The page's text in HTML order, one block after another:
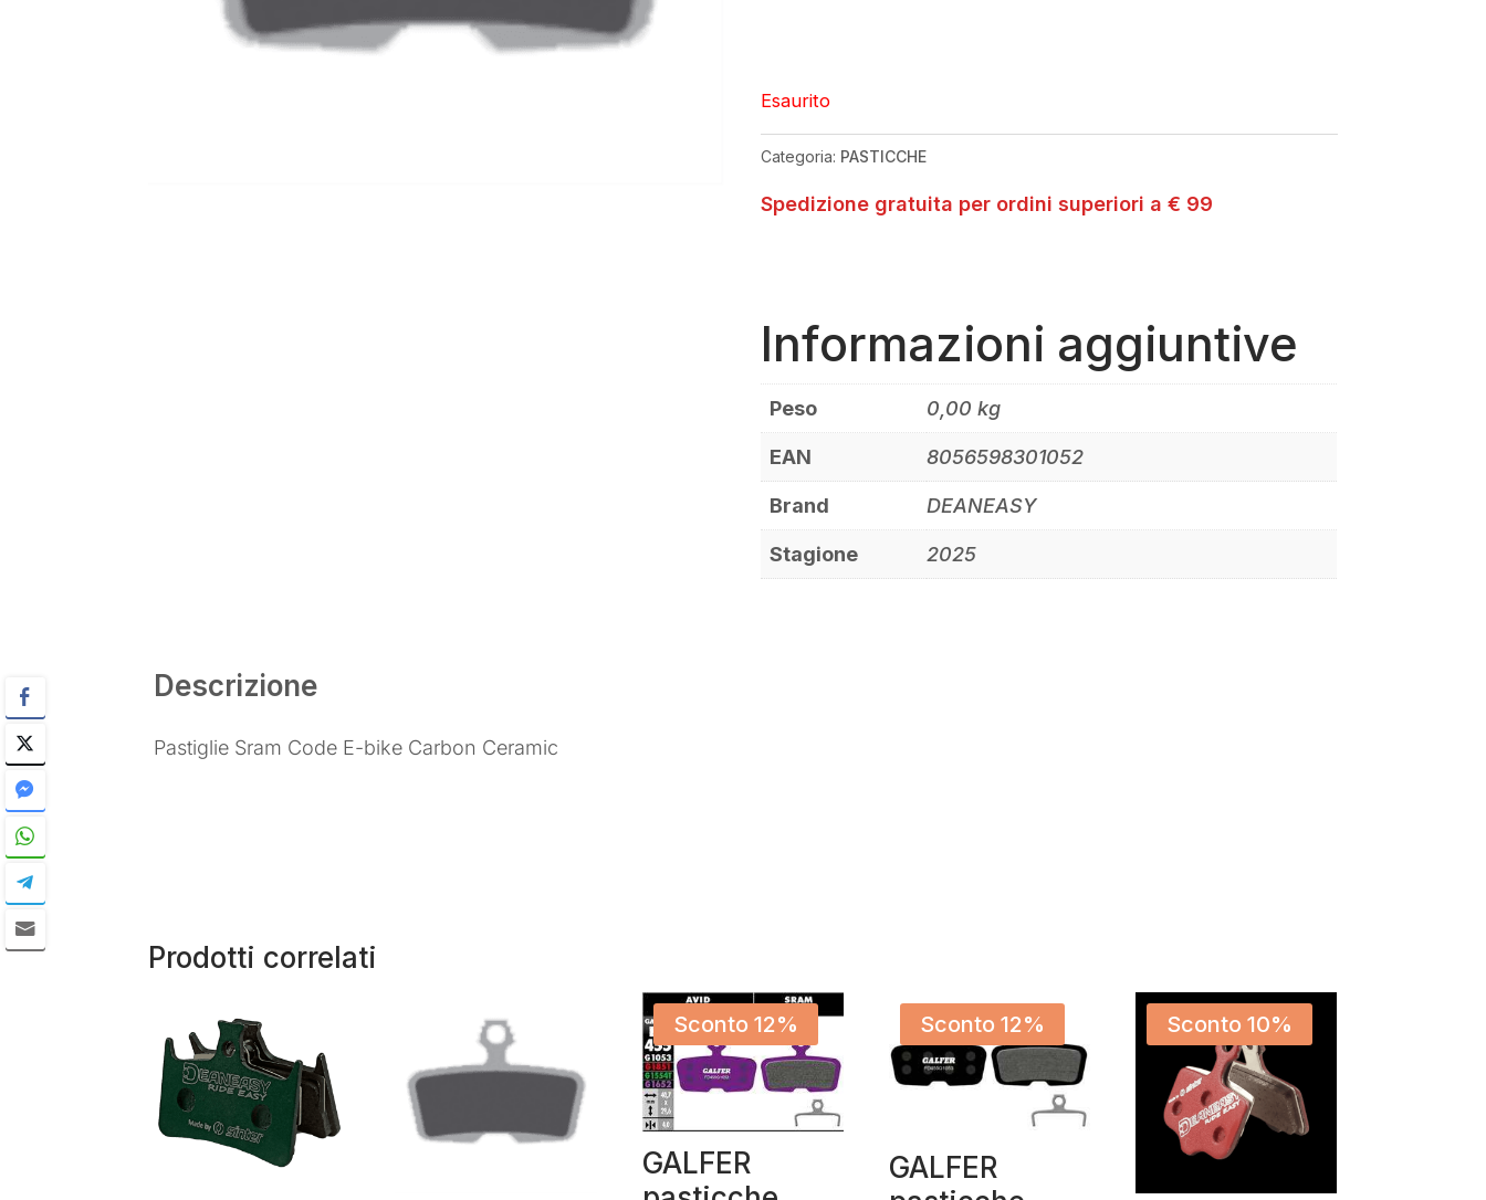
Esaurito
Categoria: PASTICCHE
Spedizione gratuita per ordini superiori a € 99
Informazioni aggiuntive
Peso 0,00 kg
EAN 8056598301052
Brand DEANEASY
Stagione 2025
Descrizione
Pastiglie Sram Code E-bike Carbon Ceramic
Prodotti correlati
Sconto 12%
GALFER
Sconto 12%
GALFER
Sconto 10%